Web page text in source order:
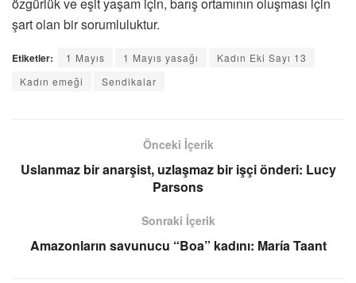
şart olan bir sorumluluktur.
Etiketler: 1 Mayıs 1 Mayıs yasağı
Kadın Eki Sayı 13
Kadın emeği
Sendikalar
Önceki İçerik
Uslanmaz bir anarşist, uzlaşmaz bir işçi önderi: Lucy
Parsons
Sonraki İçerik
Amazonların savunucu “Boa” kadını: María Taant